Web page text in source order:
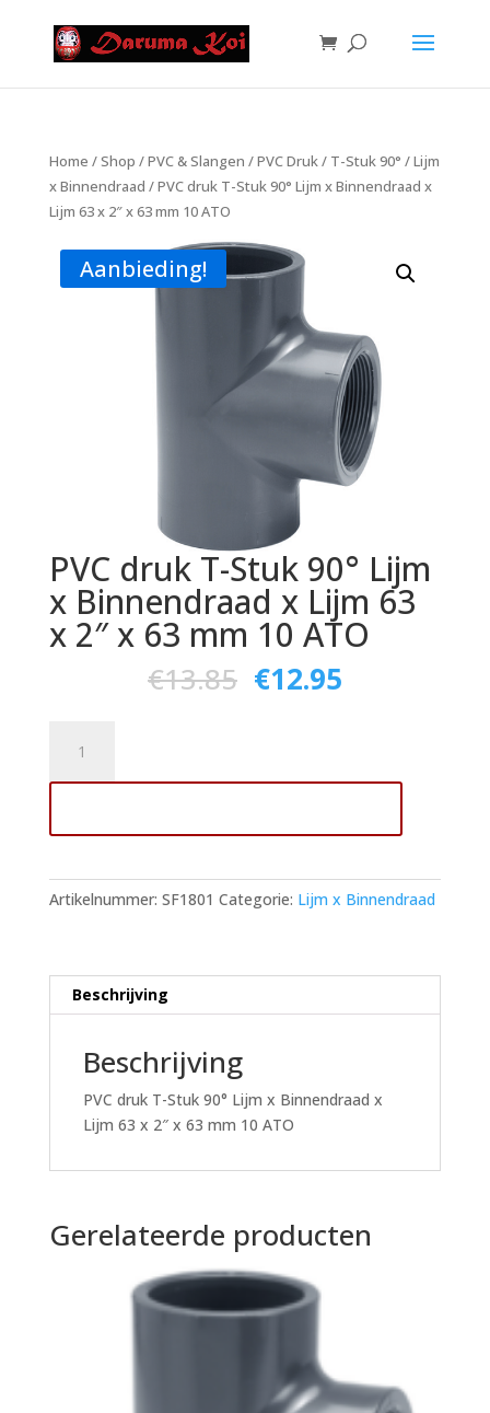
Home /Shop /PVC & Slangen /PVC Druk/ T-Stuk 90° /Lijm
x Binnendraad / PVC druk T-Stuk 90° Lijm x Binnendraad x
Lijm 63 x 2″ x 63 mm 10 ATO
Aanbieding!
PVC druk T-Stuk 90° Lijm
x Binnendraad x Lijm 63
x 2″ x 63 mm 10 ATO
€13.85 €12.95
T-
90°
x
Binnendraad
x
Artikelnummer: SF1801 Categorie: Lijm x Binnendraad
Beschrijving
Beschrijving
PVC druk T-Stuk 90° Lijm x Binnendraad x
Lijm 63 x 2″ x 63 mm 10 ATO
Gerelateerde producten